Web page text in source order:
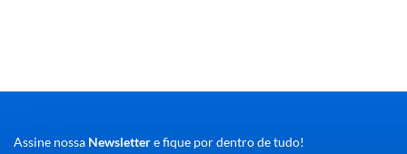
Assine nossa Newslettere fique por dentro de tudo!